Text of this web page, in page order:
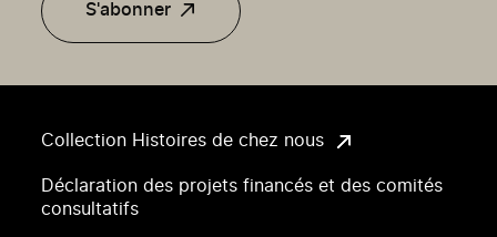
Collection Histoires de chez nous
Déclaration des projets financés et des comités
consultatifs
S'abonner